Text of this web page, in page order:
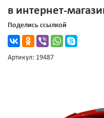
в интернет-
Поделись ссылкой
Артикул: 19487